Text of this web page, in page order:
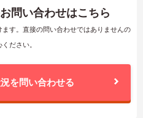
問い合わせはこちら
す。直接の問い合わせではありませんの
ださい。
を問い合わせる